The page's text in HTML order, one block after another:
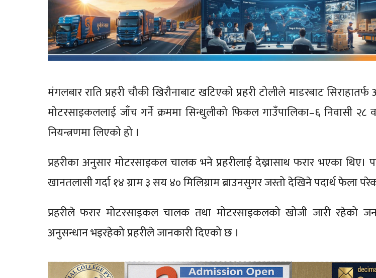
मंगलबार राति प्रहरी चौकी खिरौनाबाट खटिएको प्रहरी टोलीले माडरबाट
मोटरसाइकललाई जाँच गर्ने क्रममा सिन्धुलीको फिकल गाउँपालिका–६ निवासी २८
नियन्त्रणमा लिएको हो ।
प्रहरीका अनुसार मोटरसाइकल चालक भने प्रहरीलाई देख्नासाथ फरार भएका थिए।
खानतलासी गर्दा १४ ग्राम ३ सय ४० मिलिग्राम ब्राउनसुगर जस्तो देखिने पदार्थ फेला
प्रहरीले फरार मोटरसाइकल चालक तथा मोटरसाइकलको खोजी जारी रहेको
अनुसन्धान भइरहेको प्रहरीले जानकारी दिएको छ ।